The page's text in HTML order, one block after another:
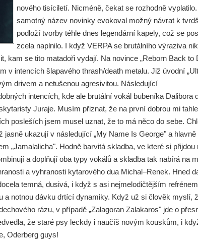
nového tisíciletí. Nicméně, čekat se rozhodně
samotný název novinky evokoval možný návrat k
podloží tvorby téhle dnes legendární kapely, což se
zcela naplnilo. I když VERPA se brutálního výraziva
kam se tito matadoři vydají. Na novince „Reborn Back to
v intencích šlapavého thrash/death metalu. Již úvodní
drivem a netušenou agresivitou. Následující
intencích, kde ale brutální vokál bubeníka Dalibora
Juraje. Musím přiznat, že na první dobrou mi
posleších jsem musel uznat, že to má něco do sebe.
ukazují v následující „My Name Is George" a hlavně
„Jamalalicha". Hodně barvitá skladba, ve které si přijdou
a doplňují oba typy vokálů a skladba tak nabírá na
a vyhranosti kytarového dua Michal–Renek. Hned
temná, dusivá, i když s asi nejmelodičtějším
a notnou dávku drtící dynamiky. Když už si člověk myslí,
rázu, v případě „Zalagoran Zalakaros" jde o
že staré psy leckdy i naučíš novým kouskům, i
Oderberg guys!